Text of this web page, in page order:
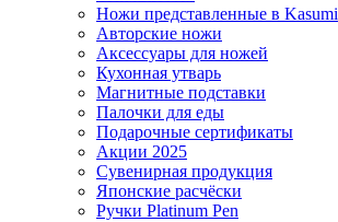
Ножи представленные в Kasumi
Авторские ножи
Аксессуары для ножей
Кухонная утварь
Магнитные подставки
Палочки для еды
Подарочные сертификаты
Акции 2025
Сувенирная продукция
Японские расчёски
Ручки Platinum Pen